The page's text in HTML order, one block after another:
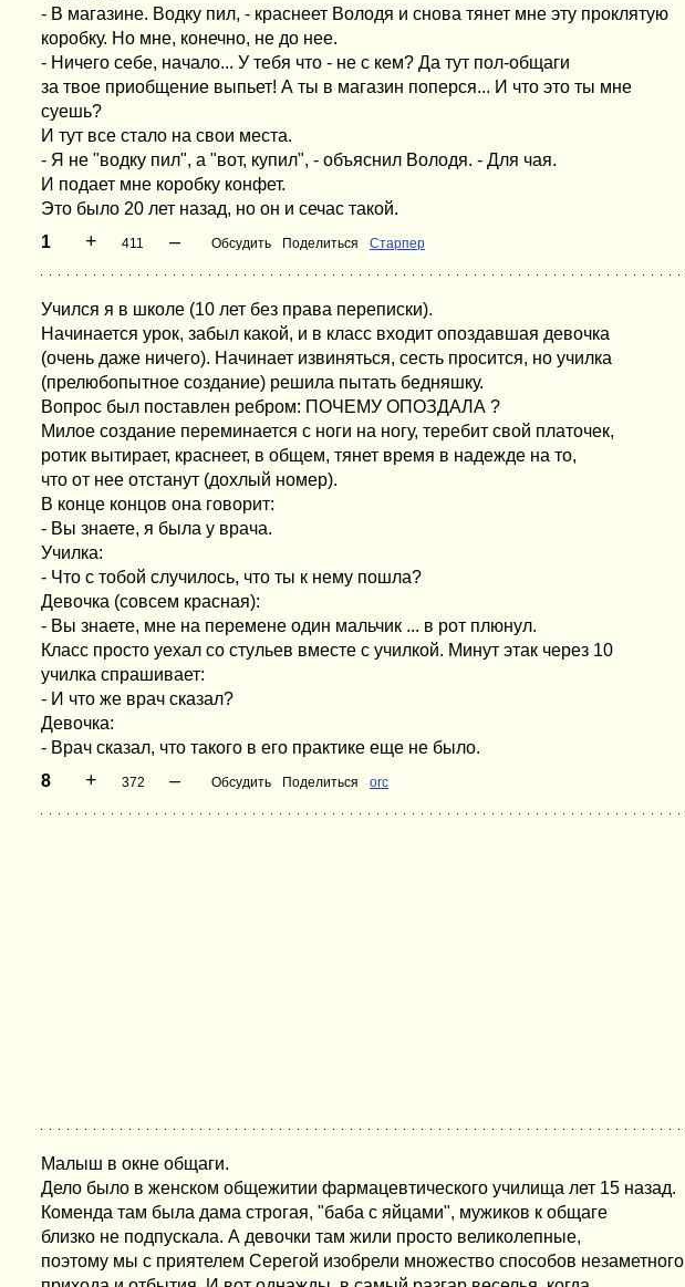
- В магазине. Водку пил, - краснеет Володя и снова тянет мне эту проклятую
коробку. Но мне, конечно, не до нее.
- Ничего себе, начало... У тебя что - не с кем? Да тут пол-общаги
за твое приобщение выпьет! А ты в магазин поперся... И что это ты мне
суешь?
И тут все стало на свои места.
- Я не "водку пил", а "вот, купил", - объяснил Володя. - Для чая.
И подает мне коробку конфет.
Это было 20 лет назад, но он и сечас такой.
1
+ 411 – Обсудить Поделиться Старпер
Учился я в школе (10 лет без права переписки).
Начинается урок, забыл какой, и в класс входит опoздавшая девочка
(очень даже ничего). Начинает извиняться, сесть просится, но училка
(прелюбопытное создание) решила пытать бедняшку.
Вопрос был поставлен ребром: ПОЧЕМУ ОПОЗДАЛА ?
Милое создание переминается с ноги на ногу, теребит свой платочек,
ротик вытирает, краснеет, в общем, тянет время в надежде на то,
что от нее отстанут (дохлый номер).
В конце концов она говорит:
- Вы знаете, я была у врача.
Училка:
- Что с тoбой случилось, что ты к нему пошла?
Девочка (совсем красная):
- Вы знаете, мне на перемене один мальчик ... в рот плюнул.
Класс просто уехал со стульев вместе с училкой. Минут этак через 10
училка спрашивает:
- И что же врач сказал?
Девочка:
- Врач сказал, что такого в его практике еще не было.
8
+ 372 – Обсудить Поделиться orc
Малыш в окне общаги.
Дело было в женском общежитии фармацевтического училища лет 15 назад.
Коменда там была дама строгая, "баба с яйцами", мужиков к общаге
близко не подпускала. А девочки там жили просто великолепные,
поэтому мы с приятелем Серегой изобрели множество способов незаметного